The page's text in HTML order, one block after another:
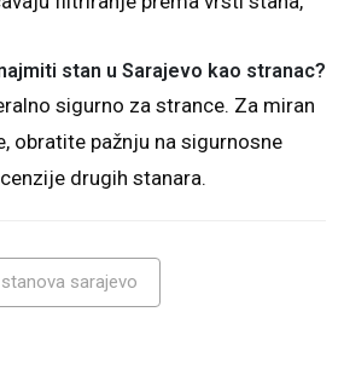
stan u Sarajevo kao stranac?
sigurno za strance. Za miran
obratite pažnju na sigurnosne
drugih stanara.
sarajevo